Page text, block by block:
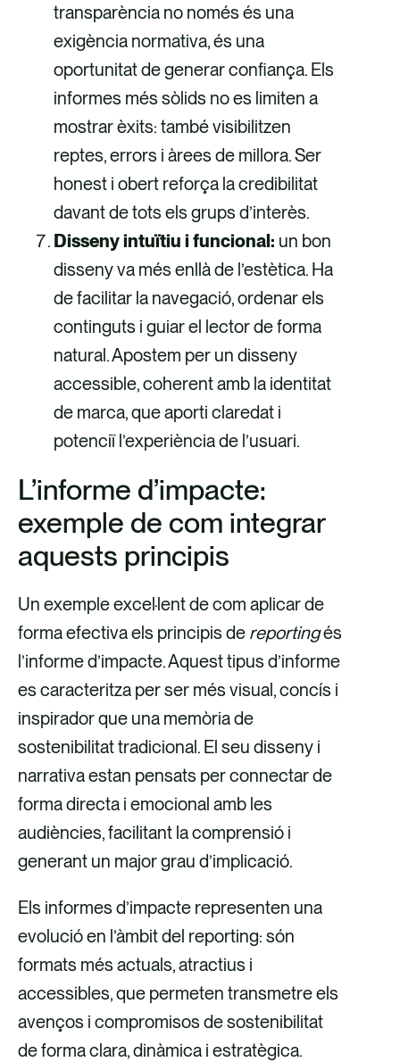
transparència no només és una
exigència normativa, és una
oportunitat de generar confiança. Els
informes més sòlids no es limiten a
mostrar èxits: també visibilitzen
reptes, errors i àrees de millora. Ser
honest i obert reforça la credibilitat
davant de tots els grups d’interès.
Disseny intuïtiu i funcional: un bon
disseny va més enllà de l’estètica. Ha
de facilitar la navegació, ordenar els
continguts i guiar el lector de forma
natural. Apostem per un disseny
accessible, coherent amb la identitat
de marca, que aporti claredat i
potenciï l’experiència de l’usuari.
L’informe d’impacte:
exemple de com integrar
aquests principis
Un exemple excel·lent de com aplicar de
forma efectiva els principis de reportingés
l’informe d’impacte. Aquest tipus d’informe
es caracteritza per ser més visual, concís i
inspirador que una memòria de
sostenibilitat tradicional. El seu disseny i
narrativa estan pensats per connectar de
forma directa i emocional amb les
audiències, facilitant la comprensió i
generant un major grau d’implicació.
Els informes d’impacte representen una
evolució en l’àmbit del reporting: són
formats més actuals, atractius i
accessibles, que permeten transmetre els
avenços i compromisos de sostenibilitat
de forma clara, dinàmica i estratègica.